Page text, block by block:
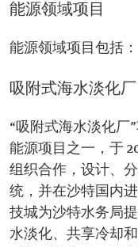
能源领域项目
能源领域项目包括：
吸附式海水淡化厂
“吸附式海水淡化厂
能源项目之一，于
组织合作，设计、
统，并在沙特国内
技城为沙特水务局
水淡化、共享冷却